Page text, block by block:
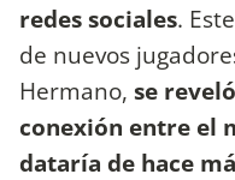
redes sociales.
de nuevos
Hermano, se
conexión entre el
dataría de hace